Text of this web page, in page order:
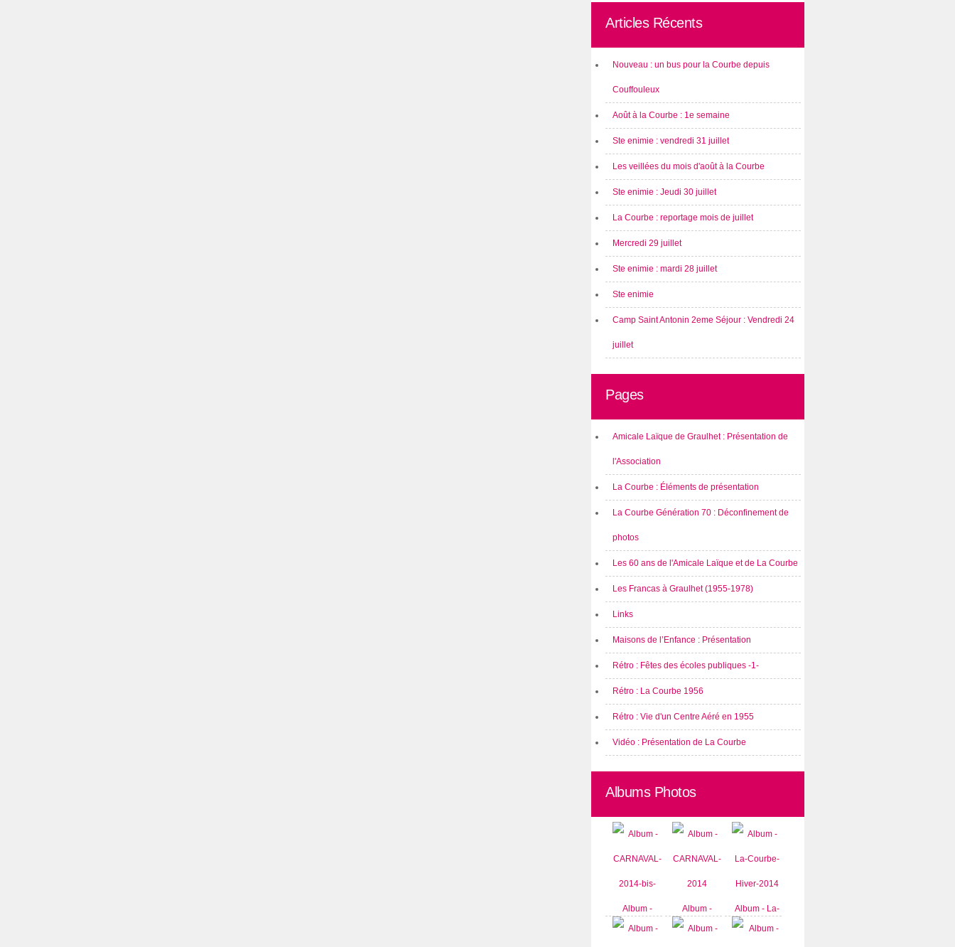
Articles Récents
Nouveau : un bus pour la Courbe depuis
Couffouleux
Août à la Courbe : 1e semaine
Ste enimie : vendredi 31 juillet
Les veillées du mois d'août à la Courbe
Ste enimie : Jeudi 30 juillet
La Courbe : reportage mois de juillet
Mercredi 29 juillet
Ste enimie : mardi 28 juillet
Ste enimie
Camp Saint Antonin 2eme Séjour : Vendredi 24
juillet
Pages
Amicale Laïque de Graulhet : Présentation de
l'Association
La Courbe : Éléments de présentation
La Courbe Génération 70 : Déconfinement de
photos
Les 60 ans de l'Amicale Laïque et de La Courbe
Les Francas à Graulhet (1955-1978)
Links
Maisons de l’Enfance : Présentation
Rétro : Fêtes des écoles publiques -1-
Rétro : La Courbe 1956
Rétro : Vie d'un Centre Aéré en 1955
Vidéo : Présentation de La Courbe
Albums Photos
Album -
CARNAVAL-
Album -
CARNAVAL-
Album - La-
Courbe-